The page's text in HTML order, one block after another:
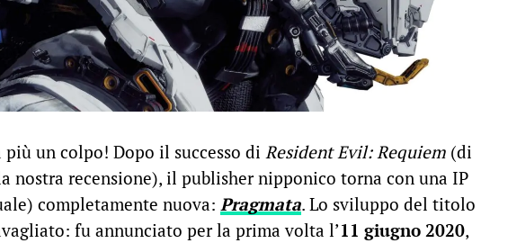
più un colpo! Dopo il successo di Resident Evil: Requiem (di
nostra recensione), il publisher nipponico torna con una IP
completamente nuova: Pragmata. Lo sviluppo del titolo
fu annunciato per la prima volta l’11 giugno 2020,